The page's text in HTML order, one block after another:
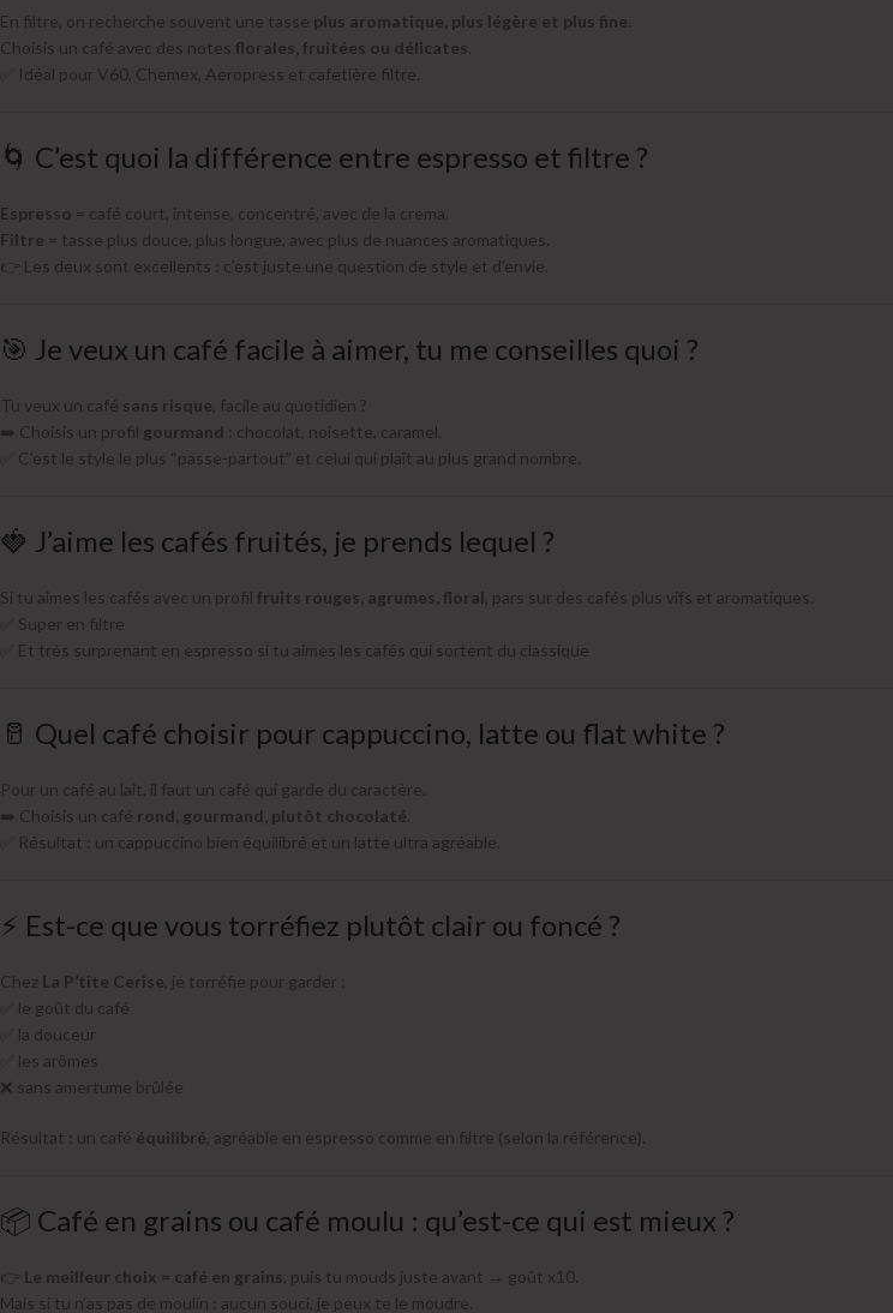
En filtre, on recherche souvent une tasse plus aromatique, plus légère et plus fine
Choisis un café avec des notes florales, fruitées ou délicates
✅ Idéal pour V60, Chemex, Aeropress et cafetière filtre.
🌀 C’est quoi la différence entre espresso et filtre ?
Espresso = café court, intense, concentré, avec de la crema.
Filtre = tasse plus douce, plus longue, avec plus de nuances aromatiques.
👉 Les deux sont excellents : c’est juste une question de style et d’envie.
🎯 Je veux un café facile à aimer, tu me conseilles quoi ?
Tu veux un café sans risque , facile au quotidien ?
➡️ Choisis un profil gourmand : chocolat, noisette, caramel.
✅ C’est le style le plus “passe-partout” et celui qui plaît au plus grand nombre.
🍓 J’aime les cafés fruités, je prends lequel ?
Si tu aimes les cafés avec un profil fruits rouges, agrumes, floral , pars sur des cafés plus vifs et aromatiques.
✅ Super en filtre
✅ Et très surprenant en espresso si tu aimes les cafés qui sortent du classique
🥛 Quel café choisir pour cappuccino, latte ou flat white ?
Pour un café au lait, il faut un café qui garde du caractère.
➡️ Choisis un café rond, gourmand, plutôt chocolaté
✅ Résultat : un cappuccino bien équilibré et un latte ultra agréable.
⚡ Est-ce que vous torréfiez plutôt clair ou foncé ?
Chez La P’tite Cerise , je torréfie pour garder :
✅ le goût du café
✅ la douceur
✅ les arômes
❌ sans amertume brûlée
Résultat : un café équilibré , agréable en espresso comme en filtre (selon la référence).
📦 Café en grains ou café moulu : qu’est-ce qui est mieux ?
👉 Le meilleur choix = café en grains , puis tu mouds juste avant → goût x10.
Mais si tu n’as pas de moulin : aucun souci, je peux te le moudre.